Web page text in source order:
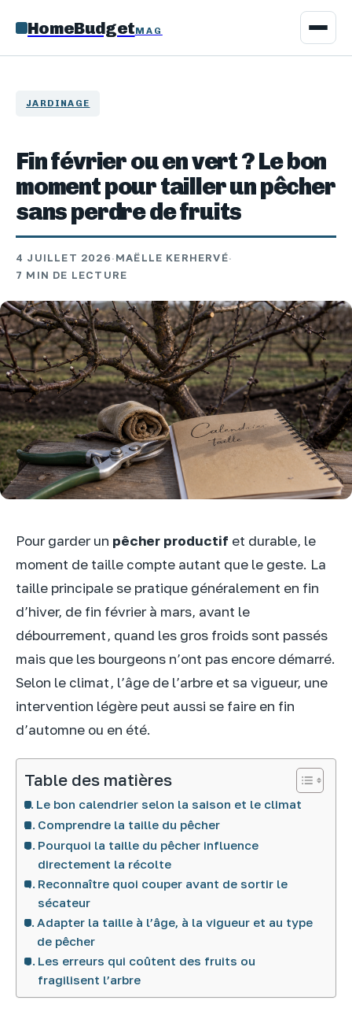
HomeBudgetMAG
JARDINAGE
Fin février ou en vert ? Le bon
moment pour tailler un pêcher
sans perdre de fruits
4 JUILLET 2026·MAËLLE KERHERVÉ·
7 MIN DE LECTURE
Pour garder un pêcher productif et durable, le
moment de taille compte autant que le geste. La
taille principale se pratique généralement en fin
d’hiver, de fin février à mars, avant le
débourrement, quand les gros froids sont passés
mais que les bourgeons n’ont pas encore démarré.
Selon le climat, l’âge de l’arbre et sa vigueur, une
intervention légère peut aussi se faire en fin
d’automne ou en été.
Table des matières
Le bon calendrier selon la saison et le climat
Comprendre la taille du pêcher
Pourquoi la taille du pêcher influence
directement la récolte
Reconnaître quoi couper avant de sortir le
sécateur
Adapter la taille à l’âge, à la vigueur et au type
de pêcher
Les erreurs qui coûtent des fruits ou
fragilisent l’arbre